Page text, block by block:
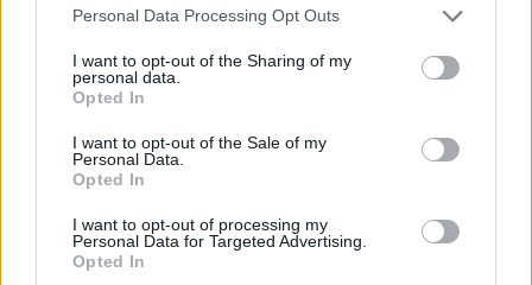
negar su consentimiento. Tenga en cuenta que algún
de su consentimiento, pero usted tiene el derecho de
rechazar tal procesamiento. Sus preferencias se aplicarán
cualquier momento entrando de nuevo en este sitio web o
visitando nuestra política de privacidad.
Personal Data Processing Opt Outs
I want to opt-out of the Sharing of my
personal data.
Opted In
I want to opt-out of the Sale of my
Personal Data.
Opted In
I want to opt-out of processing my
Personal Data for Targeted Advertising.
Opted In